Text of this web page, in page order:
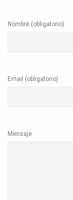
Nombre (obligatorio)
Email (obligatorio)
Mensaje